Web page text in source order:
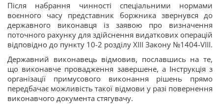
Після набрання чинності спеціальними нормами
воєнного часу представник боржника звернувся до
державного виконавця із заявою про визначення
поточного рахунку для здійснення видаткових операцій
відповідно до пункту 10-2 розділу XIII Закону №1404-VIII.
Державний виконавець відмовив, пославшись на те,
що виконавче провадження завершене, а Інструкція з
організації примусового виконання рішень прямо
передбачає можливість такої відмови у разі повернення
виконавчого документа стягувачу.